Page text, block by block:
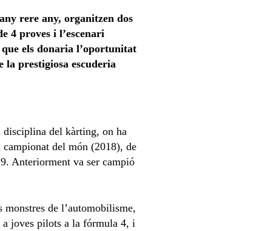
rere any, organitzen dos
4 proves i l’escenari
els donaria l’oportunitat
la prestigiosa escuderia
disciplina del kàrting, on ha
del món (2018), de
Anteriorment va ser campió
monstres de l’automobilisme,
a joves pilots a la fórmula 4, i